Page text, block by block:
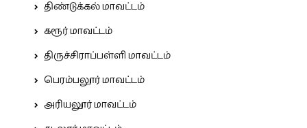
திண்டுக்கல் மாவட்டம்
கரூர் மாவட்டம்
திருச்சிராப்பள்ளி மாவட்டம்
பெரம்பலூர் மாவட்டம்
அரியலூர் மாவட்டம்